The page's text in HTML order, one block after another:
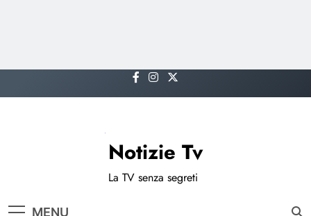
to
Notizie Tv
La TV senza segreti
MENU